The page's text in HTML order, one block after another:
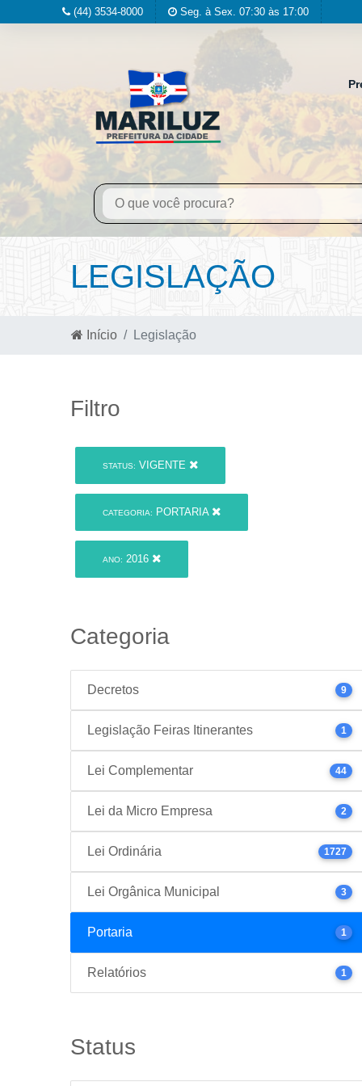
(44) 3534-8000 Seg. à Sex. 07:30 às 17:00
LEGISLAÇÃO
Início Legislação
Filtro
STATUS: VIGENTE
CATEGORIA: PORTARIA
ANO: 2016
Categoria
Decretos 9
Legislação Feiras Itinerantes 1
Lei Complementar 44
Lei da Micro Empresa 2
Lei Ordinária 1727
Lei Orgânica Municipal 3
Portaria 1
Relatórios 1
Status